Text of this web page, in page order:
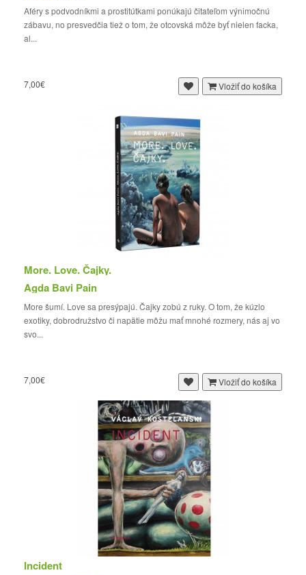
Aféry s podvodníkmi a prostitútkami ponúkajú čitateľom výnimočnú
zábavu, no presvedčia tiež o tom, že otcovská môže byť nielen facka,
al...
7,00€ Vložiť do košíka
More. Love. Čajky.
Agda Bavi Pain
More šumí. Love sa presýpajú. Čajky zobú z ruky. O tom, že kúzlo
exotiky, dobrodružstvo či napätie môžu mať mnohé rozmery, nás aj vo
svo...
7,00€ Vložiť do košíka
Incident